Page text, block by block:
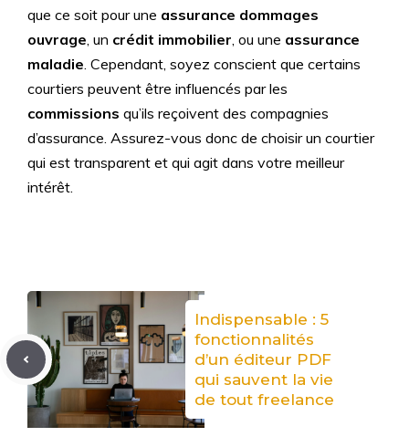
que ce soit pour une assurance dommages
ouvrage, un crédit immobilier, ou une assurance
maladie. Cependant, soyez conscient que certains
courtiers peuvent être influencés par les
commissions qu’ils reçoivent des compagnies
d’assurance. Assurez-vous donc de choisir un courtier
qui est transparent et qui agit dans votre meilleur
intérêt.
Indispensable : 5
fonctionnalités
d’un éditeur PDF
qui sauvent la vie
de tout freelance